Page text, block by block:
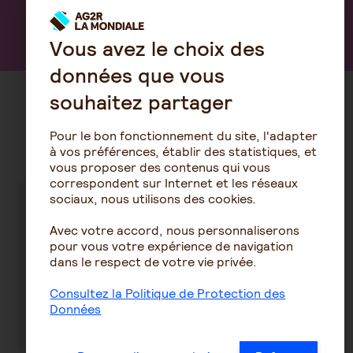
Découvrir notre offre
Découvrez nos conseils sur la
même thématique
sur les
Certificats
Mutualistes
En savoir plus
fiscalité
applicable aux
certificats
mutualistes ?
Vous avez le choix des
données que vous
souhaitez partager
Pour le bon fonctionnement du site, l'adapter
à vos préférences, établir des statistiques, et
vous proposer des contenus qui vous
correspondent sur Internet et les réseaux
sociaux, nous utilisons des cookies.
Avec votre accord, nous personnaliserons
pour vous votre expérience de navigation
dans le respect de votre vie privée.
Consultez la Politique de Protection des
Données